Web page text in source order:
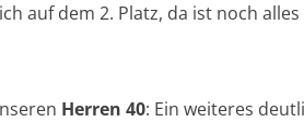
auf dem 2. Platz, da ist noch
Herren 40: Ein weiteres